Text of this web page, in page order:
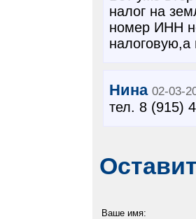
налог на
номер ИНН
Нина 02-03-
тел. 8 (915)
Ваше имя: